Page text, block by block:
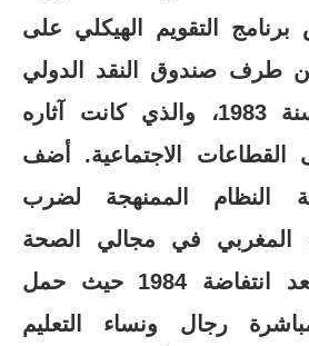
التقويم الهيكلي على
من طرف صندوق النقد الدولي
والبنك العالمي سنة 1983، والذي كانت آثاره
الاجتماعية. أضف
النظام الممنهجة لضرب
المغربي في مجالي الصحة
والتعليم، خاصة بعد انتفاضة 1984 حيث حمل
رجال ونساء التعليم